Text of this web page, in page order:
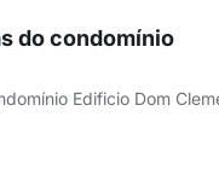
do condomínio
Edificio Dom